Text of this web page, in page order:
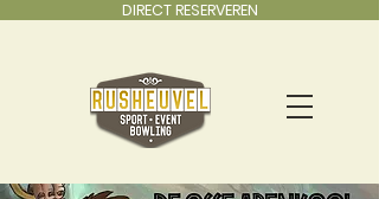
DIRECT RESERVEREN